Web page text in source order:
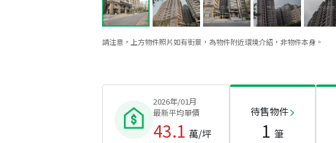
請注意，上方物件照片如有街景，為物件附近環境介紹，非物件本身。
2026年/01月
最新平均單價
43.1 萬/坪
待售物件
1 筆